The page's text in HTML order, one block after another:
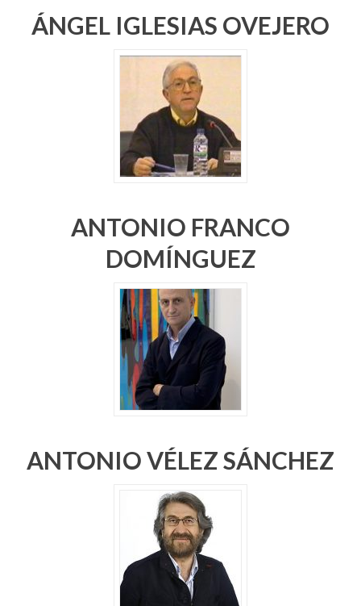
ÁNGEL IGLESIAS OVEJERO
ANTONIO FRANCO
DOMÍNGUEZ
ANTONIO VÉLEZ SÁNCHEZ